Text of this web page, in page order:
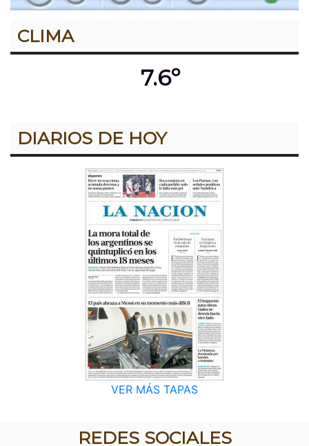
CLIMA
7.6º
DIARIOS DE HOY
VER MÁS TAPAS
REDES SOCIALES